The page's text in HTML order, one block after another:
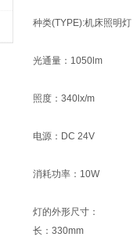
种类(TYPE):机床照明灯
光通量：1050lm
照度：340lx/m
电源：DC 24V
消耗功率：10W
灯的外形尺寸：
长：330mm